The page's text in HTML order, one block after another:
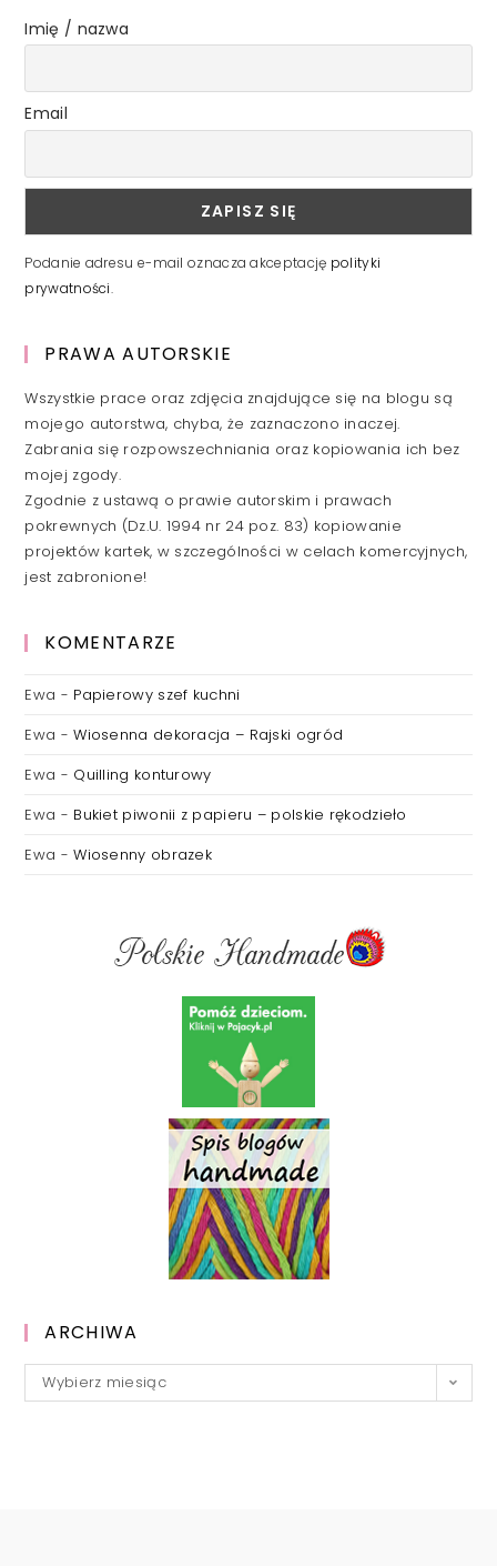
Imię / nazwa
Email
Podanie adresu e-mail oznacza akceptację polityki
prywatności.
PRAWA AUTORSKIE
Wszystkie prace oraz zdjęcia znajdujące się na blogu są
mojego autorstwa, chyba, że zaznaczono inaczej.
Zabrania się rozpowszechniania oraz kopiowania ich bez
mojej zgody.
Zgodnie z ustawą o prawie autorskim i prawach
pokrewnych (Dz.U. 1994 nr 24 poz. 83) kopiowanie
projektów kartek, w szczególności w celach komercyjnych,
jest zabronione!
KOMENTARZE
Ewa - Papierowy szef kuchni
Ewa -Wiosenna dekoracja – Rajski ogród
Ewa - Quilling konturowy
Ewa - Bukiet piwonii z papieru – polskie rękodzieło
Ewa -Wiosenny obrazek
ARCHIWA
Archiwa
Wybierz miesiąc